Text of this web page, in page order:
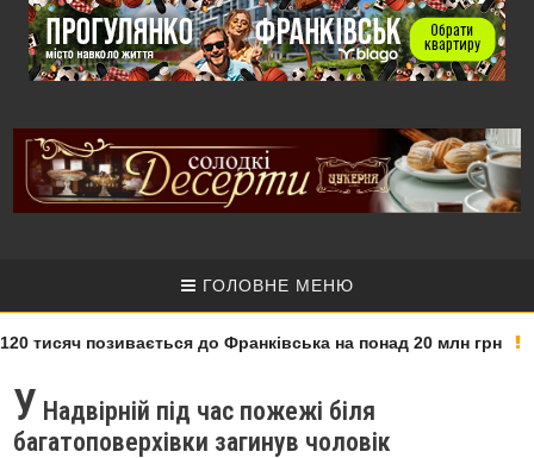
ГОЛОВНЕ МЕНЮ
тисяч позивається до Франківська на понад 20 млн грн
У Надвірній під час пожежі біля
багатоповерхівки загинув чоловік